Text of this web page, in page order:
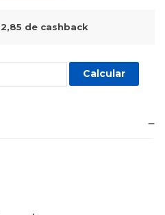
de cashback
Calcular